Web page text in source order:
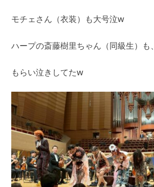
モチェさん（衣装）も大号泣w
ハープの斎藤樹里ちゃん（同級生）も、
もらい泣きしてたw